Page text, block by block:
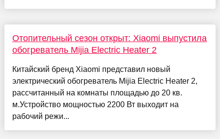
Отопительный сезон открыт: Xiaomi выпустила
обогреватель Mijia Electric Heater 2
Китайский бренд Xiaomi представил новый
электрический обогреватель Mijia Electric Heater 2,
рассчитанный на комнаты площадью до 20 кв.
м.Устройство мощностью 2200 Вт выходит на
рабочий режи...